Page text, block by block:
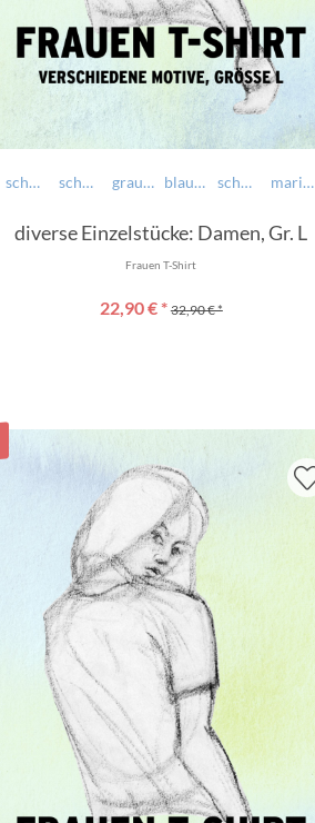
schwarz: Lach hoid amoi schwarz: Bavarian Underground - Kutte grau-meliert: Fighting Bayrisch blau-meliert: Oberlandla Logo 2.0 schwarz: Fighting Bayrisch marine: griabig
diverse Einzelstücke: Damen, Gr. L
Frauen T-Shirt
22,90 € * 32,90 € *